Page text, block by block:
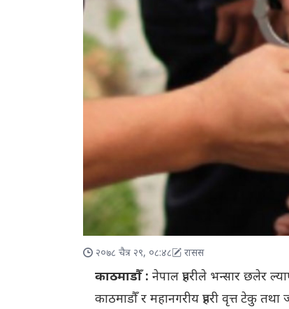
२०७८ चैत्र २९, ०८:४८ रासस
काठमाडौँ : नेपाल प्रहरीले भन्सार छलेर
काठमाडौँ र महानगरीय प्रहरी वृत्त टेकु